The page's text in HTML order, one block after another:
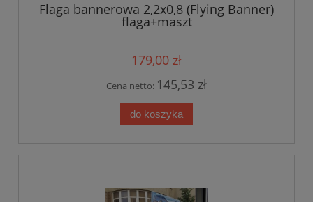
Flaga bannerowa 2,2x0,8 (Flying Banner)
flaga+maszt
179,00 zł
Cena netto: 145,53 zł
do koszyka